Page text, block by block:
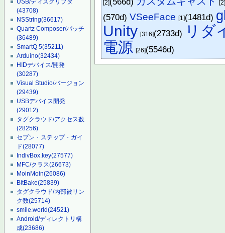
USB/ディスクリプタ
(43708)
NSString(36617)
Quartz Composer/パッチ
(36489)
SmartQ 5(35211)
Arduino(32434)
HIDデバイス/開発
(30287)
Visual Studio/バージョン
(29439)
USBデバイス開発
(29012)
タグクラウド/アクセス数
(28256)
セブン・ステップ・ガイ
ド(28077)
IndivBox.key(27577)
MFC/クラス(26673)
MoinMoin(26086)
BitBake(25839)
タグクラウド/内部被リン
ク数(25714)
smile.world(24521)
Android/ディレクトリ構
成(23686)
[2]
(570d)VSeeFace [1](1481d)
Unity [316](2733d)
リダ
電源 [26](5546d)